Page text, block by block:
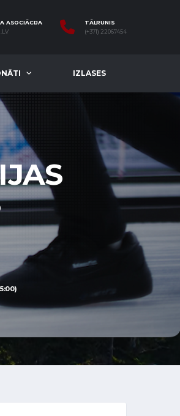
ASOCIĀCIJA
TĀLRUNIS
(+371) 22067454
IZLASES